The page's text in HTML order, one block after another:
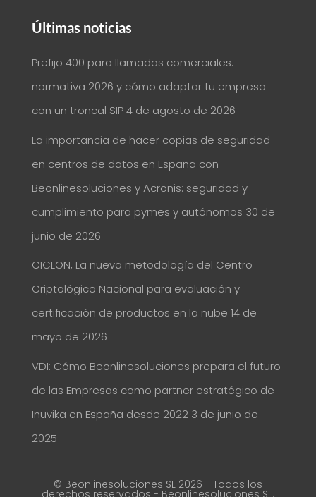
Últimas noticias
Prefijo 400 para llamadas comerciales:
normativa 2026 y cómo adaptar tu empresa
con un troncal SIP 4 de agosto de 2026
La importancia de hacer copias de seguridad
en centros de datos en España con
Beonlinesoluciones y Acronis: seguridad y
cumplimiento para pymes y autónomos 30 de
junio de 2026
CICLON, La nueva metodología del Centro
Criptológico Nacional para evaluación y
certificación de productos en la nube 14 de
mayo de 2026
VDI: Cómo Beonlinesoluciones prepara el futuro
de las Empresas como partner estratégico de
Inuvika en España desde 2022 3 de junio de
2025
© Beonlinesoluciones SL 2026 - Todos los